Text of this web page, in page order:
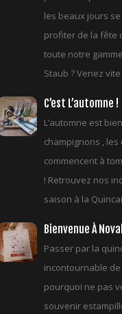
les beaux jours
profiter de la fête
toute notre
Staub ? Venez
C’est L’automne !
L’automne est
champignons ,
commencent à
! Retrouvez nos
saison à la
Bienvenue À
Passer par la
incontournable
pourquoi ne pas
souvenir